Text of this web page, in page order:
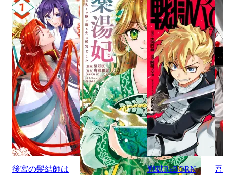
後宮の髪結師は
戦獄ReBORN 吾